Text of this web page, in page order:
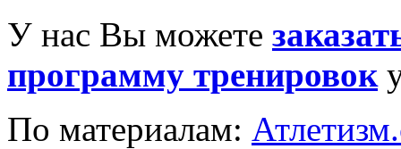
У нас Вы можете
программу тренировок
По материалам: